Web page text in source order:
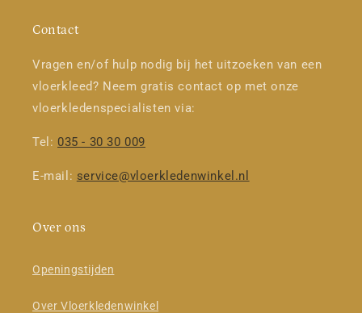
Contact
Vragen en/of hulp nodig bij het uitzoeken van een
vloerkleed? Neem gratis contact op met onze
vloerkledenspecialisten via:
Tel: 035 - 30 30 009
E-mail: service@vloerkledenwinkel.nl
Over ons
Openingstijden
Over Vloerkledenwinkel